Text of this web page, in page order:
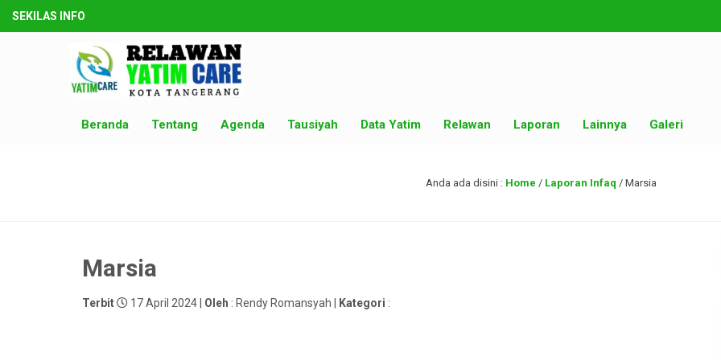
SEKILAS INFO
Beranda Tentang Agenda Tausiyah Data Yatim Relawan Laporan Lainnya Galeri
Anda ada disini : Home / Laporan Infaq / Marsia
Marsia
Terbit 17 April 2024 | Oleh : Rendy Romansyah | Kategori :